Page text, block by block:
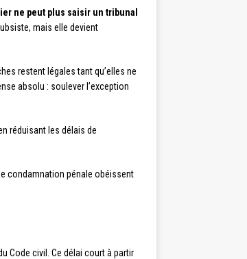
ne peut plus saisir un tribunal
mais elle devient
restent légales tant qu’elles ne
absolu : soulever l’exception
réduisant les délais de
condamnation pénale obéissent
Code civil. Ce délai court à partir